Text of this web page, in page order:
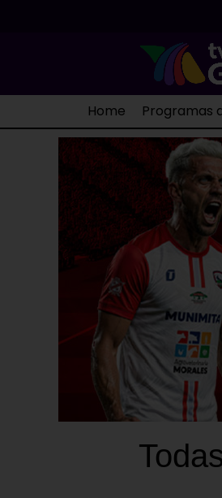
Home Programas